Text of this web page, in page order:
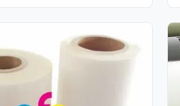
PE Shrinkage Ratio: Over 60% ...